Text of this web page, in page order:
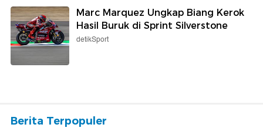
Marc Marquez Ungkap Biang Kerok
Hasil Buruk di Sprint Silverstone
detikSport
Berita Terpopuler